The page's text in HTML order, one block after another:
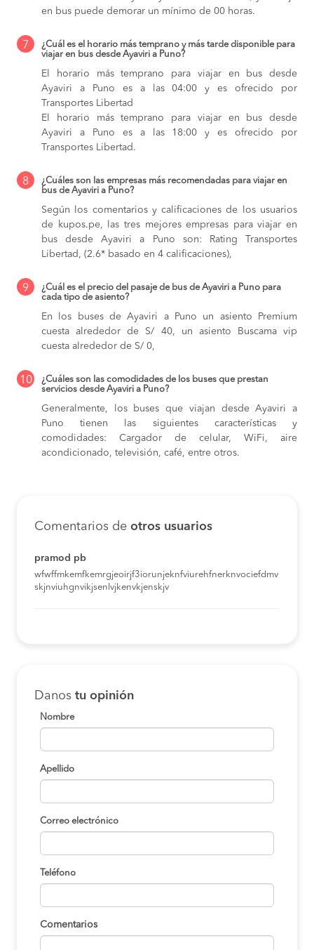
en bus puede demorar un mínimo de 00 horas.
7
¿Cuál es el horario más temprano y más tarde disponible para
viajar en bus desde Ayaviri a Puno?
El horario más temprano para viajar en bus desde
Ayaviri a Puno es a las 04:00 y es ofrecido por
Transportes Libertad
El horario más temprano para viajar en bus desde
Ayaviri a Puno es a las 18:00 y es ofrecido por
Transportes Libertad.
8
¿Cuáles son las empresas más recomendadas para viajar en
bus de Ayaviri a Puno?
Según los comentarios y calificaciones de los usuarios
de kupos.pe, las tres mejores empresas para viajar en
bus desde Ayaviri a Puno son: Rating Transportes
Libertad, (2.6* basado en 4 calificaciones),
9
¿Cuál es el precio del pasaje de bus de Ayaviri a Puno para
cada tipo de asiento?
En los buses de Ayaviri a Puno un asiento Premium
cuesta alrededor de S/ 40, un asiento Buscama vip
cuesta alrededor de S/ 0,
10
¿Cuáles son las comodidades de los buses que prestan
servicios desde Ayaviri a Puno?
Generalmente, los buses que viajan desde Ayaviri a
Puno tienen las siguientes características y
comodidades: Cargador de celular, WiFi, aire
acondicionado, televisión, café, entre otros.
Comentarios de otros usuarios
pramod pb
wfwffmkemfkemrgjeoirjf3iorunjeknfviurehfnerknvociefdmv
skjnviuhgnvikjsenlvjkenvkjenskjv
Danos tu opinión
Nombre
Apellido
Correo electrónico
Teléfono
Comentarios